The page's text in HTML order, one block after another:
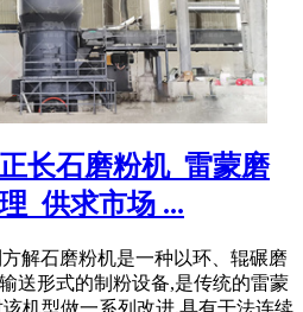
长石磨粉机_雷蒙磨
_供求市场 ...
方解石磨粉机是一种以环、辊碾磨
送形式的制粉设备,是传统的雷蒙
机型做一系列改进,具有干法连续